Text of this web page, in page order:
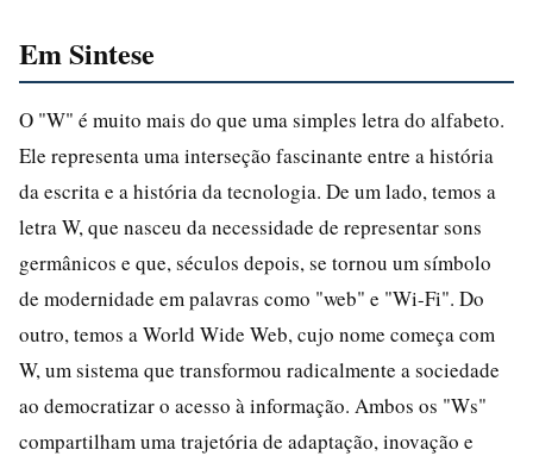
Em Sintese
O "W" é muito mais do que uma simples letra do alfabeto.
Ele representa uma interseção fascinante entre a história
da escrita e a história da tecnologia. De um lado, temos a
letra W, que nasceu da necessidade de representar sons
germânicos e que, séculos depois, se tornou um símbolo
de modernidade em palavras como "web" e "Wi-Fi". Do
outro, temos a World Wide Web, cujo nome começa com
W, um sistema que transformou radicalmente a sociedade
ao democratizar o acesso à informação. Ambos os "Ws"
compartilham uma trajetória de adaptação, inovação e